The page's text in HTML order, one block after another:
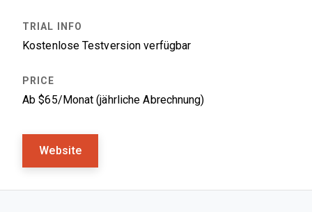
Kostenlose Testversion verfügbar
Ab $65/Monat (jährliche Abrechnung)
Website